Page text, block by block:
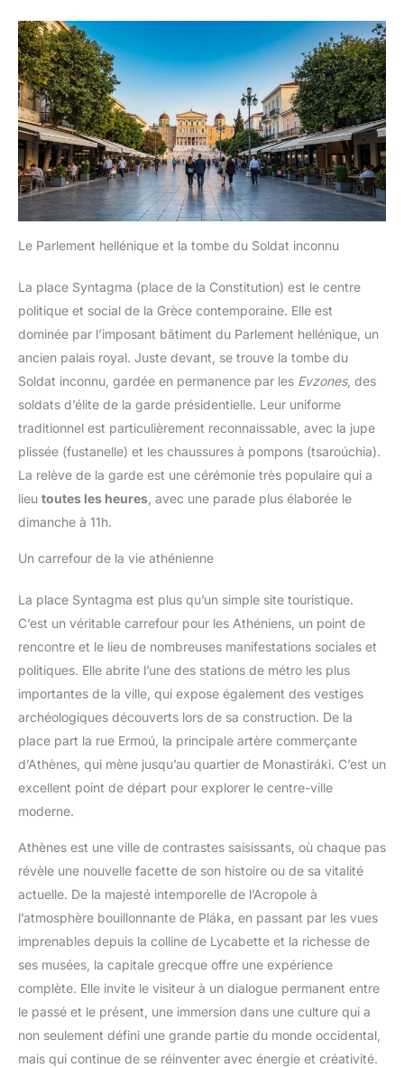
Le Parlement hellénique et la tombe du Soldat inconnu
La place Syntagma (place de la Constitution) est le centre
politique et social de la Grèce contemporaine. Elle est
dominée par l’imposant bâtiment du Parlement hellénique, un
ancien palais royal. Juste devant, se trouve la tombe du
Soldat inconnu, gardée en permanence par les Evzones, des
soldats d’élite de la garde présidentielle. Leur uniforme
traditionnel est particulièrement reconnaissable, avec la jupe
plissée (fustanelle) et les chaussures à pompons (tsaroúchia).
La relève de la garde est une cérémonie très populaire qui a
lieu toutes les heures , avec une parade plus élaborée le
dimanche à 11h.
Un carrefour de la vie athénienne
La place Syntagma est plus qu’un simple site touristique.
C’est un véritable carrefour pour les Athéniens, un point de
rencontre et le lieu de nombreuses manifestations sociales et
politiques. Elle abrite l’une des stations de métro les plus
importantes de la ville, qui expose également des vestiges
archéologiques découverts lors de sa construction. De la
place part la rue Ermoú, la principale artère commerçante
d’Athènes, qui mène jusqu’au quartier de Monastiráki. C’est un
excellent point de départ pour explorer le centre-ville
moderne.
Athènes est une ville de contrastes saisissants, où chaque pas
révèle une nouvelle facette de son histoire ou de sa vitalité
actuelle. De la majesté intemporelle de l’Acropole à
l’atmosphère bouillonnante de Pláka, en passant par les vues
imprenables depuis la colline de Lycabette et la richesse de
ses musées, la capitale grecque offre une expérience
complète. Elle invite le visiteur à un dialogue permanent entre
le passé et le présent, une immersion dans une culture qui a
non seulement défini une grande partie du monde occidental,
mais qui continue de se réinventer avec énergie et créativité.